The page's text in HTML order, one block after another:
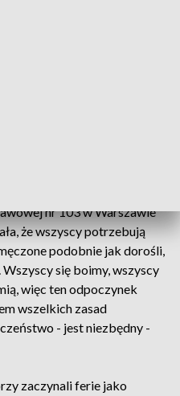
nr 103 w Warszawie
że wszyscy potrzebują
podobnie jak dorośli,
się boimy, wszyscy
więc ten odpoczynek
wszelkich zasad
- jest niezbędny -
zaczynali ferie jako